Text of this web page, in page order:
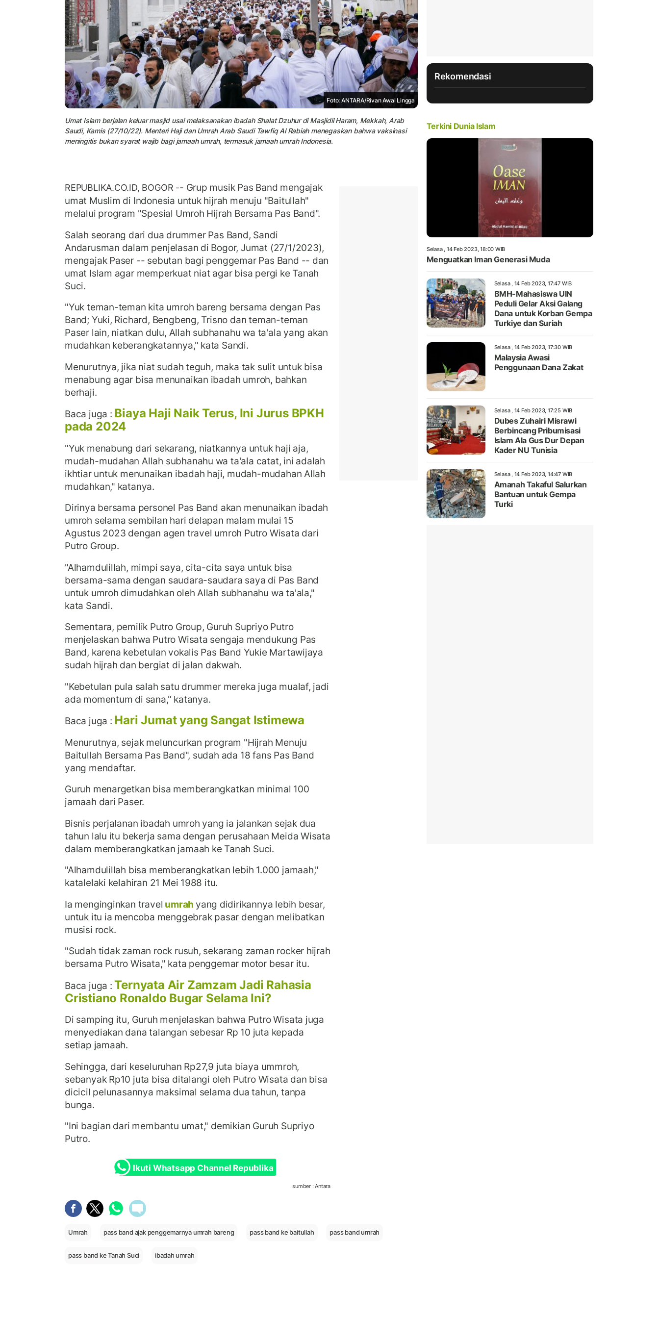
Foto: ANTARA/Rivan Awal Lingga
Umat Islam berjalan keluar masjid usai melaksanakan ibadah Shalat Dzuhur di Masjidil Haram, Mekkah, Arab
Saudi, Kamis (27/10/22). Menteri Haji dan Umrah Arab Saudi Tawfiq Al Rabiah menegaskan bahwa vaksinasi
meningitis bukan syarat wajib bagi jamaah umrah, termasuk jamaah umrah Indonesia.
REPUBLIKA.CO.ID, BOGOR -- Grup musik Pas Band mengajak
umat Muslim di Indonesia untuk hijrah menuju "Baitullah"
melalui program "Spesial Umroh Hijrah Bersama Pas Band".
Salah seorang dari dua drummer Pas Band, Sandi
Andarusman dalam penjelasan di Bogor, Jumat (27/1/2023),
mengajak Paser -- sebutan bagi penggemar Pas Band -- dan
umat Islam agar memperkuat niat agar bisa pergi ke Tanah
Suci.
"Yuk teman-teman kita umroh bareng bersama dengan Pas
Band; Yuki, Richard, Bengbeng, Trisno dan teman-teman
Paser lain, niatkan dulu, Allah subhanahu wa ta'ala yang akan
mudahkan keberangkatannya," kata Sandi.
Menurutnya, jika niat sudah teguh, maka tak sulit untuk bisa
menabung agar bisa menunaikan ibadah umroh, bahkan
berhaji.
Baca juga : Biaya Haji Naik Terus, Ini Jurus BPKH
pada 2024
"Yuk menabung dari sekarang, niatkannya untuk haji aja,
mudah-mudahan Allah subhanahu wa ta'ala catat, ini adalah
ikhtiar untuk menunaikan ibadah haji, mudah-mudahan Allah
mudahkan," katanya.
Dirinya bersama personel Pas Band akan menunaikan ibadah
umroh selama sembilan hari delapan malam mulai 15
Agustus 2023 dengan agen travel umroh Putro Wisata dari
Putro Group.
"Alhamdulillah, mimpi saya, cita-cita saya untuk bisa
bersama-sama dengan saudara-saudara saya di Pas Band
untuk umroh dimudahkan oleh Allah subhanahu wa ta'ala,"
kata Sandi.
Sementara, pemilik Putro Group, Guruh Supriyo Putro
menjelaskan bahwa Putro Wisata sengaja mendukung Pas
Band, karena kebetulan vokalis Pas Band Yukie Martawijaya
sudah hijrah dan bergiat di jalan dakwah.
"Kebetulan pula salah satu drummer mereka juga mualaf, jadi
ada momentum di sana," katanya.
Baca juga : Hari Jumat yang Sangat Istimewa
Menurutnya, sejak meluncurkan program "Hijrah Menuju
Baitullah Bersama Pas Band", sudah ada 18 fans Pas Band
yang mendaftar.
Guruh menargetkan bisa memberangkatkan minimal 100
jamaah dari Paser.
Bisnis perjalanan ibadah umroh yang ia jalankan sejak dua
tahun lalu itu bekerja sama dengan perusahaan Meida Wisata
dalam memberangkatkan jamaah ke Tanah Suci.
"Alhamdulillah bisa memberangkatkan lebih 1.000 jamaah,"
katalelaki kelahiran 21 Mei 1988 itu.
Ia menginginkan travel umrah yang didirikannya lebih besar,
untuk itu ia mencoba menggebrak pasar dengan melibatkan
musisi rock.
"Sudah tidak zaman rock rusuh, sekarang zaman rocker hijrah
bersama Putro Wisata," kata penggemar motor besar itu.
Baca juga :Ternyata Air Zamzam Jadi Rahasia
Cristiano Ronaldo Bugar Selama Ini?
Di samping itu, Guruh menjelaskan bahwa Putro Wisata juga
menyediakan dana talangan sebesar Rp 10 juta kepada
setiap jamaah.
Sehingga, dari keseluruhan Rp27,9 juta biaya ummroh,
sebanyak Rp10 juta bisa ditalangi oleh Putro Wisata dan bisa
dicicil pelunasannya maksimal selama dua tahun, tanpa
bunga.
"Ini bagian dari membantu umat," demikian Guruh Supriyo
Putro.
Ikuti Whatsapp Channel Republika
sumber : Antara
Umrah pass band ajak penggemarnya umrah bareng pass band ke baitullah pass band umrah
pass band ke Tanah Suci ibadah umrah
Rekomendasi
Terkini Dunia Islam
Selasa , 14 Feb 2023, 18:00 WIB
Menguatkan Iman Generasi Muda
Selasa , 14 Feb 2023, 17:47 WIB
BMH-Mahasiswa UIN
Peduli Gelar Aksi Galang
Dana untuk Korban Gempa
Turkiye dan Suriah
Selasa , 14 Feb 2023, 17:30 WIB
Malaysia Awasi
Penggunaan Dana Zakat
Selasa , 14 Feb 2023, 17:25 WIB
Dubes Zuhairi Misrawi
Berbincang Pribumisasi
Islam Ala Gus Dur Depan
Kader NU Tunisia
Selasa , 14 Feb 2023, 14:47 WIB
Amanah Takaful Salurkan
Bantuan untuk Gempa
Turki